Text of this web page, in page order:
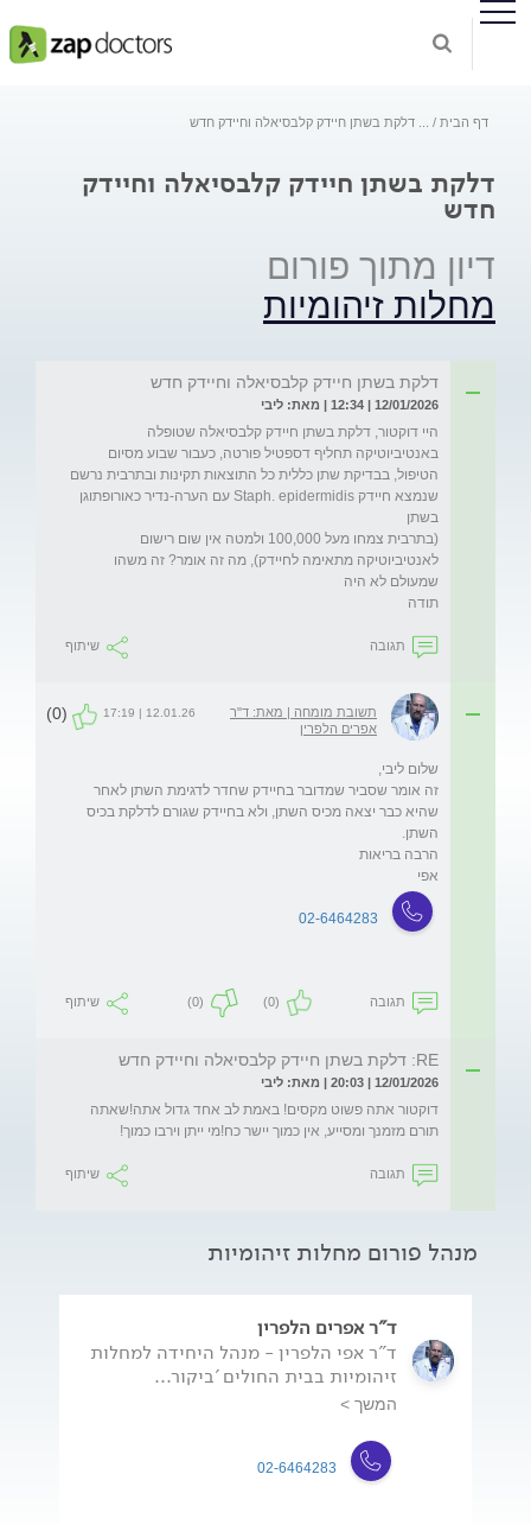
דף הבית דלקת בשתן חיידק קלבסיאלה וחיידק חדש
דלקת בשתן חיידק קלבסיאלה וחיידק
חדש
דיון מתוך פורום
מחלות זיהומיות
דלקת בשתן חיידק קלבסיאלה וחיידק חדש
12/01/2026 | 12:34 | מאת: ליבי
היי דוקטור, דלקת בשתן חיידק קלבסיאלה שטופלה
באנטיביוטיקה תחליף דספטיל פורטה, כעבור שבוע מסיום
הטיפול, בבדיקת שתן כללית כל התוצאות תקינות ובתרבית נרשם
שנמצא חיידק Staph. epidermidis עם הערה-נדיר כאורופתוגן
(בתרבית צמחו מעל 100,000 ולמטה אין שום רישום
לאנטיביוטיקה מתאימה לחיידק), מה זה אומר? זה משהו
תודה
תגובה שיתוף
תשובת מומחה | מאת: ד"ר
אפרים הלפרין
12.01.26 | 17:19
(0)
זה אומר שסביר שמדובר בחיידק שחדר לדגימת השתן לאחר
שהיא כבר יצאה מכיס השתן, ולא בחיידק שגורם לדלקת בכיס
אפי
02-6464283
תגובה (0)
(0) שיתוף
RE: דלקת בשתן חיידק קלבסיאלה וחיידק חדש
12/01/2026 | 20:03 | מאת: ליבי
דוקטור אתה פשוט מקסים! באמת לב אחד גדול אתה!שאתה
תורם מזמנך ומסייע, אין כמוך יישר כח!מי ייתן וירבו כמוך!
תגובה שיתוף
מנהל פורום מחלות זיהומיות
ד"ר אפרים הלפרין
ד"ר אפי הלפרין - מנהל היחידה למחלות
זיהומיות בבית החולים 'ביקור...
המשך >
02-6464283